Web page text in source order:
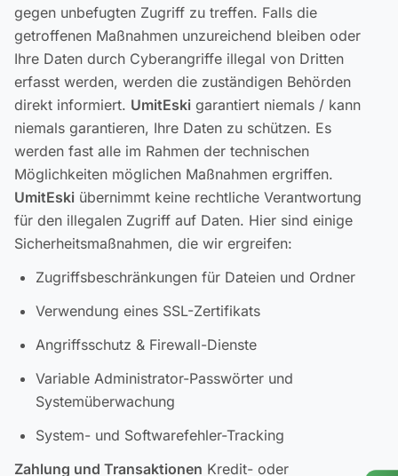
gegen unbefugten Zugriff zu treffen. Falls die
getroffenen Maßnahmen unzureichend bleiben oder
Ihre Daten durch Cyberangriffe illegal von Dritten
erfasst werden, werden die zuständigen Behörden
direkt informiert. UmitEski garantiert niemals / kann
niemals garantieren, Ihre Daten zu schützen. Es
werden fast alle im Rahmen der technischen
Möglichkeiten möglichen Maßnahmen ergriffen.
UmitEski übernimmt keine rechtliche Verantwortung
für den illegalen Zugriff auf Daten. Hier sind einige
Sicherheitsmaßnahmen, die wir ergreifen:
Zugriffsbeschränkungen für Dateien und Ordner
Verwendung eines SSL-Zertifikats
Angriffsschutz & Firewall-Dienste
Variable Administrator-Passwörter und
Systemüberwachung
System- und Softwarefehler-Tracking
Zahlung und Transaktionen Kredit- oder